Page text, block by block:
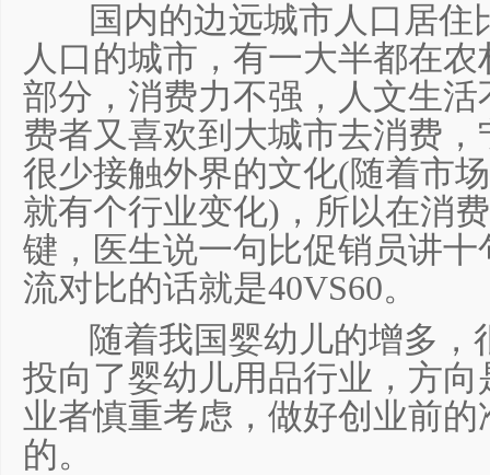
国内的边远城市人口居住
人口的城市，有一大半都在
部分，消费力不强，人文生
费者又喜欢到大城市去消费
很少接触外界的文化(随着市
就有个行业变化) ，所以在消
键，医生说一句比促销员讲
流对比的话就是40VS60。
随着我国婴幼儿的增多，
投向了婴幼儿用品行业，方
业者慎重考虑，做好创业前
的。